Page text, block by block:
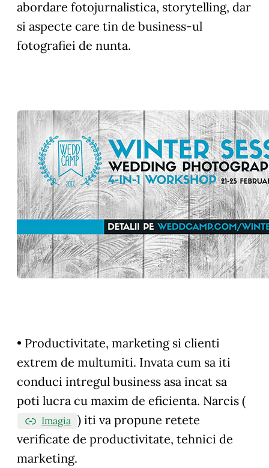
abordare fotojurnalistica, storytelling, dar
si aspecte care tin de business-ul
fotografiei de nunta.
• Productivitate, marketing si clienti
extrem de multumiti. Invata cum sa iti
conduci intregul business asa incat sa
poti lucra cu maxim de eficienta. Narcis (
Imagia ) iti va propune retete
verificate de productivitate, tehnici de
marketing.